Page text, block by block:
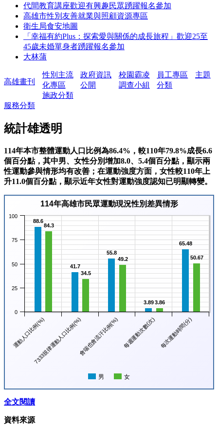
代間教育講座歡迎有興趣民眾踴躍報名參加
高雄市性別友善就業與照顧資源專區
衛生局食安地圖
「幸福有約Plus：探索愛與關係的成長旅程」歡迎25至
45歲未婚單身者踴躍報名參加
大林蒲
高雄畫刊
性別主流
化專區
政府資訊
公開
校園霸凌
調查小組
員工專區
主題
分類
施政分類
服務分類
統計雄透明
114年本市整體運動人口比例為86.4%，較110年79.8%成長6.6
個百分點，其中男、女性分別增加8.0、5.4個百分點，顯示兩
性運動參與情形均有改善；在運動強度方面，女性較110年上
升11.0個百分點，顯示近年女性對運動強度認知已明顯轉變。
114年高雄市民眾運動現況性別差異情形
88.6
41.7
55.8
3.89
65.48
84.3
34.5
49.2
3.86
50.67
男 女
運動人口比例(%)7333規律運動人口比例(%)會喘也會流汗比例(%) 每週運動次數(次) 每次運動時間(分)
0
25
50
75
100
全文閱讀
資料來源